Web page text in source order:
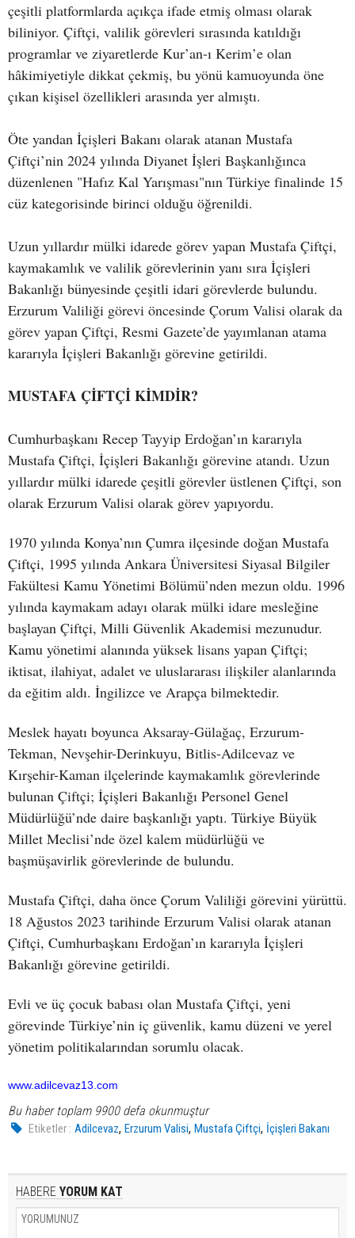
çeşitli platformlarda açıkça ifade etmiş olması olarak
biliniyor. Çiftçi, valilik görevleri sırasında katıldığı
programlar ve ziyaretlerde Kur’an-ı Kerim’e olan
hâkimiyetiyle dikkat çekmiş, bu yönü kamuoyunda öne
çıkan kişisel özellikleri arasında yer almıştı.
Öte yandan İçişleri Bakanı olarak atanan Mustafa
Çiftçi’nin 2024 yılında Diyanet İşleri Başkanlığınca
düzenlenen "Hafız Kal Yarışması"nın Türkiye finalinde 15
cüz kategorisinde birinci olduğu öğrenildi.
Uzun yıllardır mülki idarede görev yapan Mustafa Çiftçi,
kaymakamlık ve valilik görevlerinin yanı sıra İçişleri
Bakanlığı bünyesinde çeşitli idari görevlerde bulundu.
Erzurum Valiliği görevi öncesinde Çorum Valisi olarak da
görev yapan Çiftçi, Resmi Gazete’de yayımlanan atama
kararıyla İçişleri Bakanlığı görevine getirildi.
MUSTAFA ÇİFTÇİ KİMDİR?
Cumhurbaşkanı Recep Tayyip Erdoğan’ın kararıyla
Mustafa Çiftçi, İçişleri Bakanlığı görevine atandı. Uzun
yıllardır mülki idarede çeşitli görevler üstlenen Çiftçi, son
olarak Erzurum Valisi olarak görev yapıyordu.
1970 yılında Konya’nın Çumra ilçesinde doğan Mustafa
Çiftçi, 1995 yılında Ankara Üniversitesi Siyasal Bilgiler
Fakültesi Kamu Yönetimi Bölümü’nden mezun oldu. 1996
yılında kaymakam adayı olarak mülki idare mesleğine
başlayan Çiftçi, Milli Güvenlik Akademisi mezunudur.
Kamu yönetimi alanında yüksek lisans yapan Çiftçi;
iktisat, ilahiyat, adalet ve uluslararası ilişkiler alanlarında
da eğitim aldı. İngilizce ve Arapça bilmektedir.
Meslek hayatı boyunca Aksaray-Gülağaç, Erzurum-
Tekman, Nevşehir-Derinkuyu, Bitlis-Adilcevaz ve
Kırşehir-Kaman ilçelerinde kaymakamlık görevlerinde
bulunan Çiftçi; İçişleri Bakanlığı Personel Genel
Müdürlüğü’nde daire başkanlığı yaptı. Türkiye Büyük
Millet Meclisi’nde özel kalem müdürlüğü ve
başmüşavirlik görevlerinde de bulundu.
Mustafa Çiftçi, daha önce Çorum Valiliği görevini yürüttü.
18 Ağustos 2023 tarihinde Erzurum Valisi olarak atanan
Çiftçi, Cumhurbaşkanı Erdoğan’ın kararıyla İçişleri
Bakanlığı görevine getirildi.
Evli ve üç çocuk babası olan Mustafa Çiftçi, yeni
görevinde Türkiye’nin iç güvenlik, kamu düzeni ve yerel
yönetim politikalarından sorumlu olacak.
www.adilcevaz13.com
Bu haber toplam 9900 defa okunmuştur
Etiketler : Adilcevaz,Erzurum Valisi,Mustafa Çiftçi, İçişleri Bakanı
HABERE YORUM KAT